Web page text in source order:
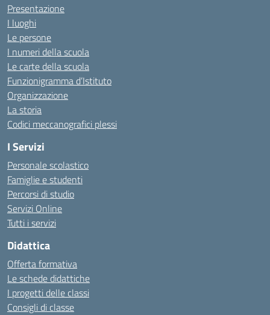
Presentazione
I luoghi
Le persone
I numeri della scuola
Le carte della scuola
Funzionigramma d’Istituto
Organizzazione
La storia
Codici meccanografici plessi
I Servizi
Personale scolastico
Famiglie e studenti
Percorsi di studio
Servizi Online
Tutti i servizi
Didattica
Offerta formativa
Le schede didattiche
I progetti delle classi
Consigli di classe